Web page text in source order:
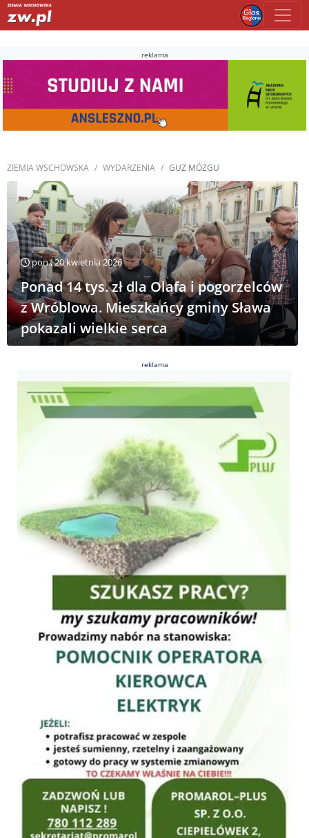
reklama
ZIEMIA WSCHOWSKA WYDARZENIA GUZ MÓZGU
pon., 20 kwietnia 2026
Ponad 14 tys. zł dla Olafa i pogorzelców
z Wróblowa. Mieszkańcy gminy Sława
pokazali wielkie serca
reklama